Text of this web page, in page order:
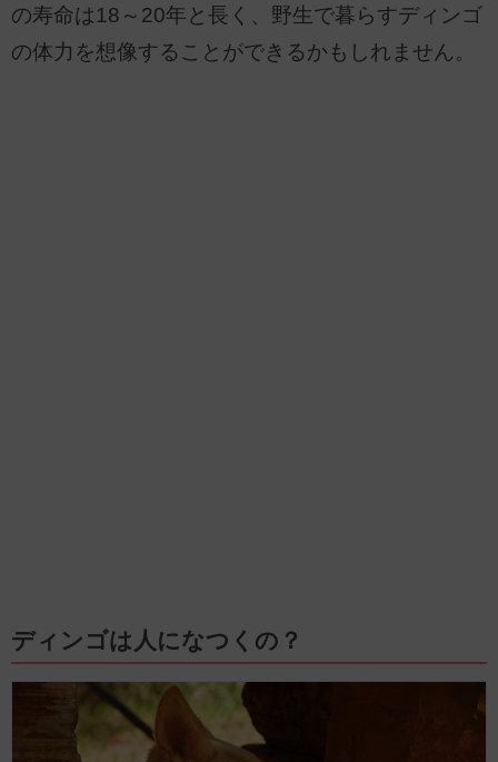
の寿命は18～20年と長く、野生で暮らすディンゴ
の体力を想像することができるかもしれません。
ディンゴは人になつくの？